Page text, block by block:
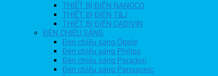
THIẾT BỊ ĐIỆN NANOCO
THIẾT BỊ ĐIỆN T&J
THIẾT BỊ ĐIỆN CADIVIN
ĐÈN CHIẾU SÁNG
Đèn chiếu sáng Opple
Đèn chiếu sáng Philips
Đèn chiếu sáng Paragon
Đèn chiếu sáng Panasonic